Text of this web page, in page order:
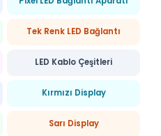
Tek Renk LED Bağlantı
LED Kablo Çeşitleri
Kırmızı Display
Sarı Display